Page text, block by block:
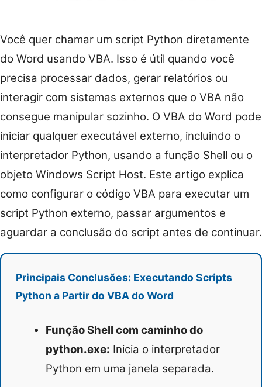
Você quer chamar um script Python diretamente
do Word usando VBA. Isso é útil quando você
precisa processar dados, gerar relatórios ou
interagir com sistemas externos que o VBA não
consegue manipular sozinho. O VBA do Word pode
iniciar qualquer executável externo, incluindo o
interpretador Python, usando a função Shell ou o
objeto Windows Script Host. Este artigo explica
como configurar o código VBA para executar um
script Python externo, passar argumentos e
aguardar a conclusão do script antes de continuar.
Principais Conclusões: Executando Scripts
Python a Partir do VBA do Word
Função Shell com caminho do
python.exe: Inicia o interpretador
Python em uma janela separada.